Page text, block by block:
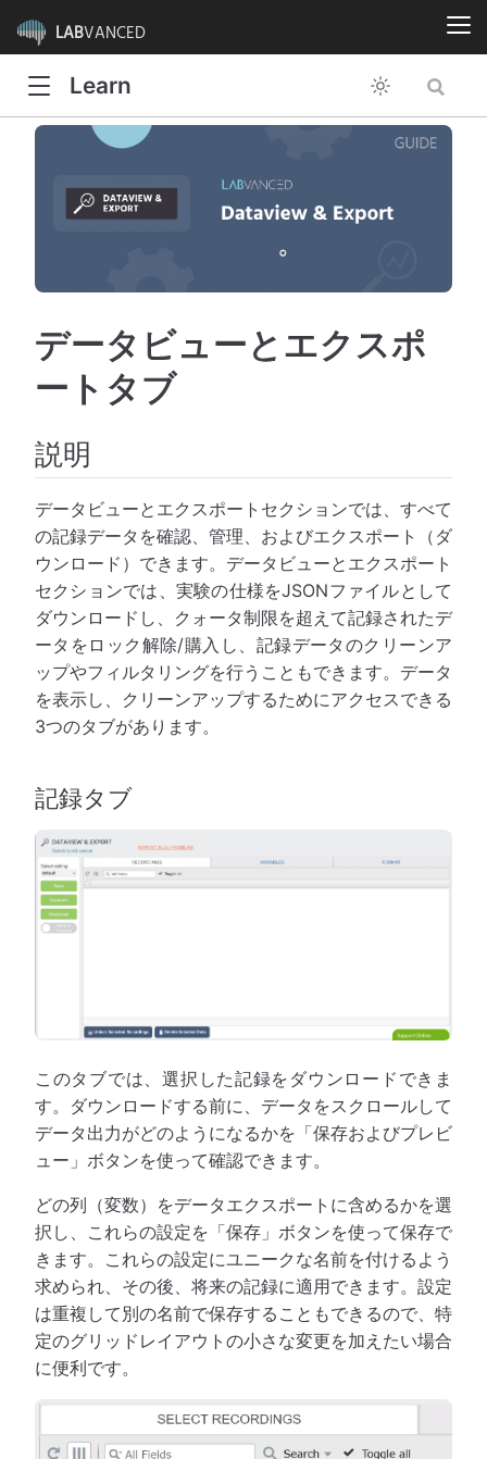
LABVANCED
Learn
データビューとエクスポ
ートタブ
説明
データビューとエクスポートセクションでは、すべて
の記録データを確認、管理、およびエクスポート（ダ
ウンロード）できます。データビューとエクスポート
セクションでは、実験の仕様をJSONファイルとして
ダウンロードし、クォータ制限を超えて記録されたデ
ータをロック解除/購入し、記録データのクリーンア
ップやフィルタリングを行うこともできます。データ
を表示し、クリーンアップするためにアクセスできる
3つのタブがあります。
記録タブ
このタブでは、選択した記録をダウンロードできま
す。ダウンロードする前に、データをスクロールして
データ出力がどのようになるかを「保存およびプレビ
ュー」ボタンを使って確認できます。
どの列（変数）をデータエクスポートに含めるかを選
択し、これらの設定を「保存」ボタンを使って保存で
きます。これらの設定にユニークな名前を付けるよう
求められ、その後、将来の記録に適用できます。設定
は重複して別の名前で保存することもできるので、特
定のグリッドレイアウトの小さな変更を加えたい場合
に便利です。